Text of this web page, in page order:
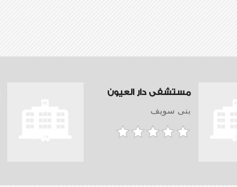
مستشفى دار العيون
بنى سويف